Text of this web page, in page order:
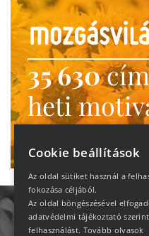
35 630
heti
Ne
Cookie beállítások
Az oldal sütiket használ a
fokozása céljából.
Az oldal böngészésével
adatvédelmi tájékoztató
felhasználást. Tovább olvasok